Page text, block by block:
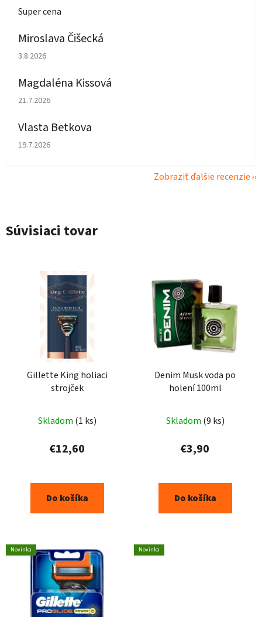
Super cena
Miroslava Čišecká
Hodnotenie obchodu je 1 z 5 hviezdičiek.
3.8.2026
Magdaléna Kissová
Hodnotenie obchodu je 5 z 5 hviezdičiek.
21.7.2026
Vlasta Betkova
Hodnotenie obchodu je 5 z 5 hviezdičiek.
19.7.2026
Zobraziť ďalšie recenzie
Súvisiaci tovar
Gillette King holiaci
strojček
Skladom (1 ks)
€12,60
Do košíka
Denim Musk voda po
holení 100ml
hodnotenie
produktu
je
Skladom (9 ks)
€3,90
Do košíka
Novinka Novinka